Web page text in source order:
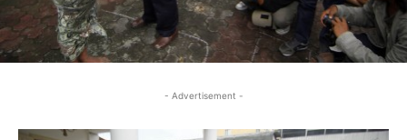
- Advertisement -